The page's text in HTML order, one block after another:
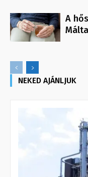
A
NEKED AJÁNLJUK